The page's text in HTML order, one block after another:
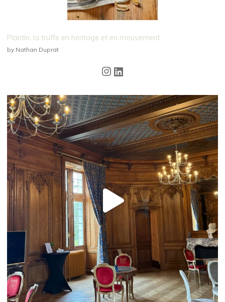
Plantin, la truffe en héritage et en mouvement
by Nathan Duprat
Instagram
LinkedIn